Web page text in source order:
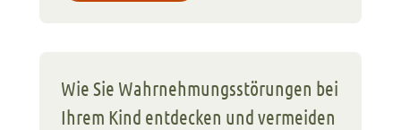
Wie Sie Wahrnehmungsstörungen bei
Ihrem Kind entdecken und vermeiden